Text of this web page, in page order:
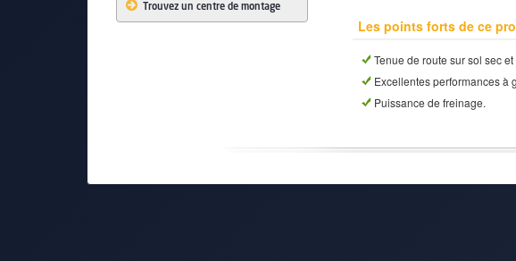
Trouvez un centre de montage
Les points forts de ce
Tenue de route sur sol sec
Excellentes performances à
Puissance de freinage.